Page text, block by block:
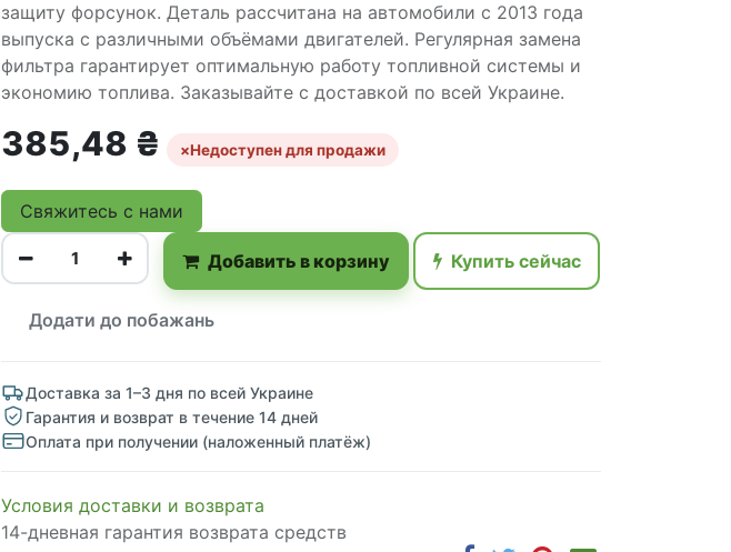
защиту форсунок. Деталь рассчитана на автомобили с 2013 года
выпуска с различными объёмами двигателей. Регулярная замена
фильтра гарантирует оптимальную работу топливной системы и
экономию топлива. Заказывайте с доставкой по всей Украине.
385,48 ₴ ×Недоступен для продажи
Свяжитесь с нами
Добавить в корзину Купить сейчас
Додати до побажань
Доставка за 1–3 дня по всей Украине
Гарантия и возврат в течение 14 дней
Оплата при получении (наложенный платёж)
Условия доставки и возврата
14-дневная гарантия возврата средств